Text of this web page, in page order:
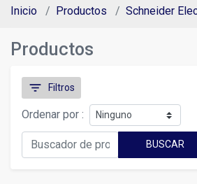
Inicio Productos Schneider
Productos
filter_list Filtros
Ordenar por :
BUSCAR